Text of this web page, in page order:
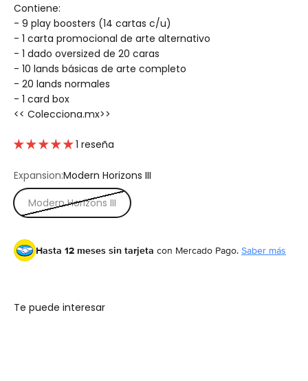
Contiene:
- 9 play boosters (14 cartas c/u)
- 1 carta promocional de arte alternativo
- 1 dado oversized de 20 caras
- 10 lands básicas de arte completo
- 20 lands normales
- 1 card box
<< Colecciona.mx>>
1 reseña
Expansion:Modern Horizons III
Modern Horizons III
Hasta 12 meses sin tarjeta con Mercado Pago. Saber más
Te puede interesar